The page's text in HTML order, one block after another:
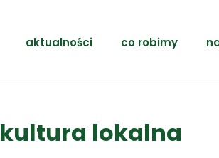
aktualności co robimy
kultura lokalna